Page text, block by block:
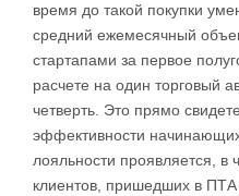
время до такой покупки
средний ежемесячный
стартапами за первое
расчете на один торговый
четверть. Это прямо
эффективности
лояльности проявляется, в
клиентов, пришедших в